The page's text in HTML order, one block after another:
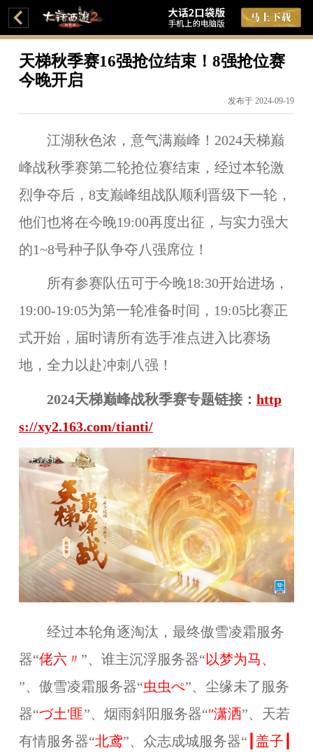
天梯秋季赛16强抢位结束！8强抢位赛
今晚开启
发布于 2024-09-19
江湖秋色浓，意气满巅峰！2024天梯巅
峰战秋季赛第二轮抢位赛结束，经过本轮激
烈争夺后，8支巅峰组战队顺利晋级下一轮，
他们也将在今晚19:00再度出征，与实力强大
的1~8号种子队争夺八强席位！
所有参赛队伍可于今晚18:30开始进场，
19:00-19:05为第一轮准备时间，19:05比赛正
式开始，届时请所有选手准点进入比赛场
地，全力以赴冲刺八强！
2024天梯巅峰战秋季赛专题链接： http
s://xy2.163.com/tianti/
经过本轮角逐淘汰，最终傲雪凌霜服务
器“佬六〃 ”、 谁主沉浮服务器“以梦为马、
”、 傲雪凌霜服务器“虫虫ぺ”、 尘缘未了服务
器“づ土′匪”、烟雨斜阳服务器“″潇洒”、天若
有情服务器“北鸢”、 众志成城服务器“ ┃盖子┃